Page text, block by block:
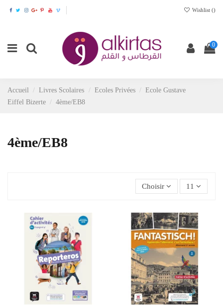
Wishlist ()
0
Accueil Livres Scolaires Ecoles Privées
Ecole Gustave
Eiffel Bizerte
4ème/EB8
4ème/EB8
Choisir 11